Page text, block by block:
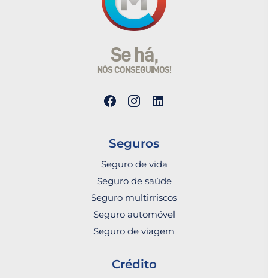
Se há,
NÓS CONSEGUIMOS!
Seguros
Seguro de vida
Seguro de saúde
Seguro multirriscos
Seguro automóvel
Seguro de viagem
Crédito